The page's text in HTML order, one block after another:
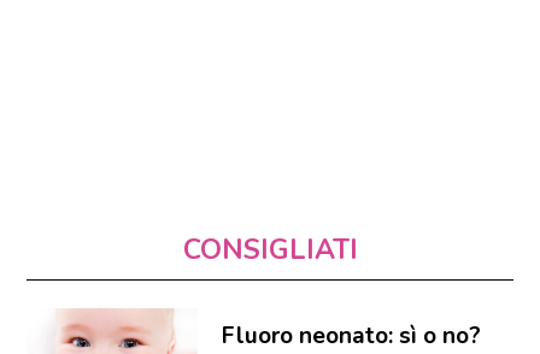
CONSIGLIATI
Fluoro neonato: sì o no?